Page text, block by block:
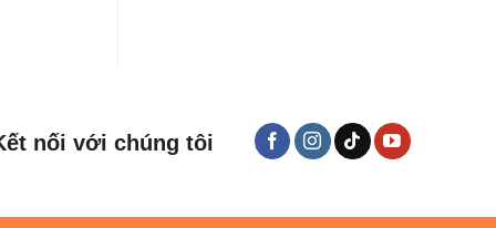
nối với chúng tôi